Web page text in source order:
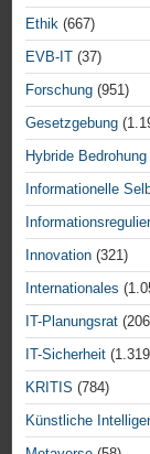
Ethik (667)
EVB-IT (37)
Forschung (951)
Gesetzgebung
Hybride Bedrohung
Informationelle
Innovation (321)
Internationales
IT-Planungsrat
IT-Sicherheit
KRITIS (784)
Künstliche